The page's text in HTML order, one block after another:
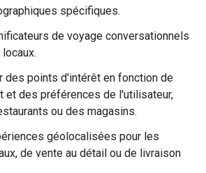
spécifiques.
de voyage conversationnels
des points d'intérêt en fonction de
et des préférences de l'utilisateur,
ou des magasins.
géolocalisées pour les
de vente au détail ou de livraison